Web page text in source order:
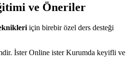
ve Öneriler
için birebir özel ders desteği
İster Online ister Kurumda keyifli ve